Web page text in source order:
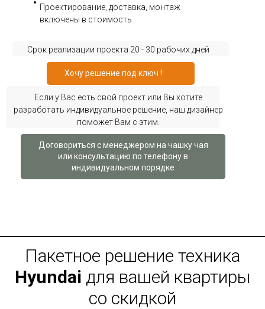
Хочу решение под ключ !
Срок реализации проекта 20 - 30 рабочих дней
Если у Вас есть свой проект или Вы хотите
разработать индивидуальное решение, наш дизайнер
поможет Вам с этим.
Договориться с менеджером на чашку чая
или консультацию по телефону в
индивидуальном порядке
Проектирование, доставка, монтаж
включены в стоимость
Пакетное решение техника
Hyundai для вашей квартиры
со скидкой